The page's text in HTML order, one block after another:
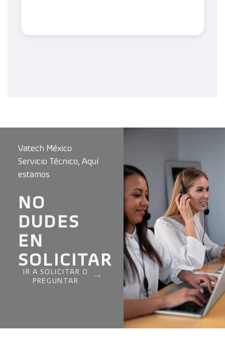
Vatech México
Servicio Técnico, Aquí
estamos
NO
DUDES
EN
SOLICITAR
IR A SOLICITAR O
PREGUNTAR